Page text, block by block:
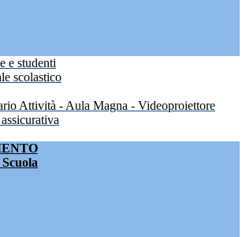
e studenti
scolastico
Attività - Aula Magna - Videoproiettore